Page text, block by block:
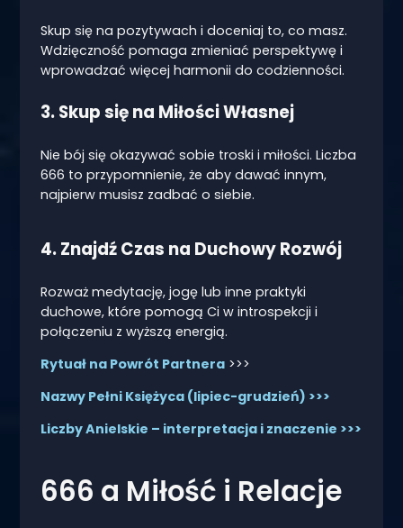
Skup się na pozytywach i doceniaj to, co masz.
Wdzięczność pomaga zmieniać perspektywę i
wprowadzać więcej harmonii do codzienności.
3. Skup się na Miłości Własnej
Nie bój się okazywać sobie troski i miłości. Liczba
666 to przypomnienie, że aby dawać innym,
najpierw musisz zadbać o siebie.
4. Znajdź Czas na Duchowy Rozwój
Rozważ medytację, jogę lub inne praktyki
duchowe, które pomogą Ci w introspekcji i
połączeniu z wyższą energią.
Rytuał na Powrót Partnera>>>
Nazwy Pełni Księżyca (lipiec-grudzień) >>>
Liczby Anielskie – interpretacja i znaczenie >>>
666 a Miłość i Relacje